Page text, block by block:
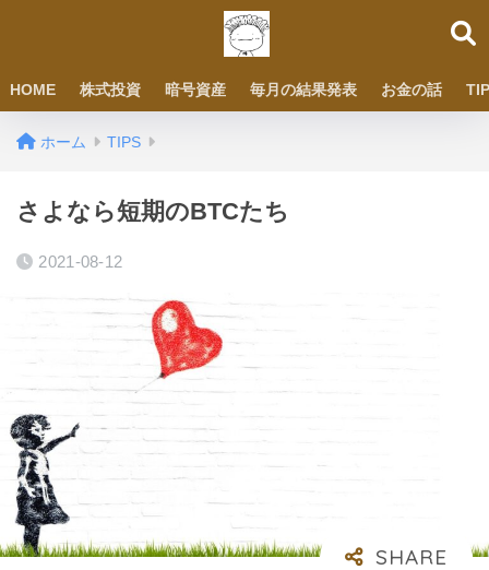
HOME 株式投資 暗号資産 毎月の結果発表 お金の話
ホーム TIPS
さよなら短期のBTCたち
2021-08-12